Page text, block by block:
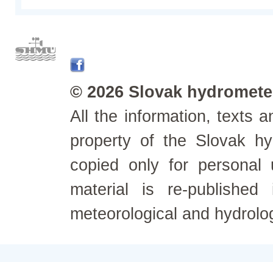
© 2026 Slovak
All the information, texts
property of the Slovak
copied only for personal
material is re-
meteorological and